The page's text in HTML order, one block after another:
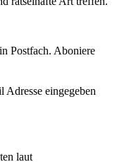
Postfach. Aboniere
Adresse eingegeben
laut